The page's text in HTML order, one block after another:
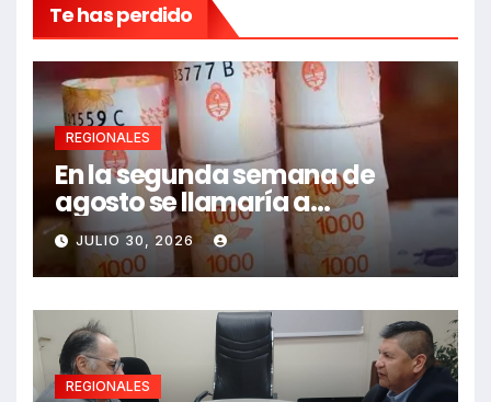
Te has perdido
REGIONALES
En la segunda semana de
agosto se llamaría a
paritarias
JULIO 30, 2026
REGIONALES